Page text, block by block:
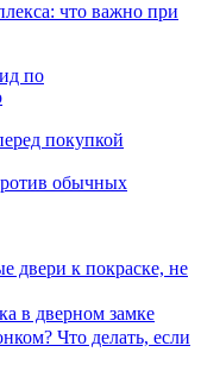
что важно при
по
покупкой
обычных
двери к покраске, не
в дверном замке
Что делать, если